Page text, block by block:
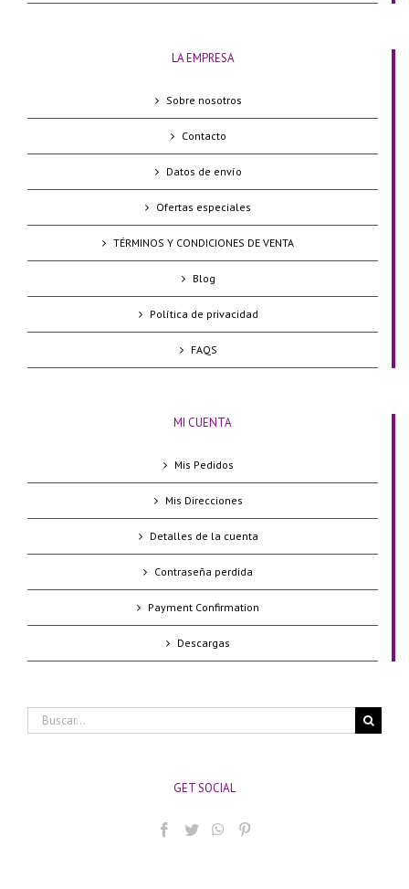
LA EMPRESA
Sobre nosotros
Contacto
Datos de envío
Ofertas especiales
TÉRMINOS Y CONDICIONES DE VENTA
Blog
Política de privacidad
FAQS
MI CUENTA
Mis Pedidos
Mis Direcciones
Detalles de la cuenta
Contraseña perdida
Payment Confirmation
Descargas
Buscar:
GET SOCIAL